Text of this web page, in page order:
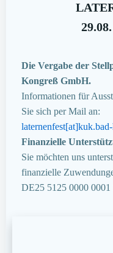
Die Vergabe der
Kongreß GmbH.
Informationen für
Sie sich per Mail an:
Finanzielle
Sie möchten uns
finanzielle
DE25 5125 0000 0001